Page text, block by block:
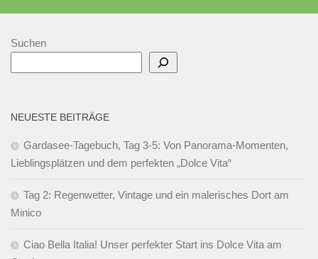
Suchen
NEUESTE BEITRÄGE
Gardasee-Tagebuch, Tag 3-5: Von Panorama-Momenten,
Lieblingsplätzen und dem perfekten „Dolce Vita“
Tag 2: Regenwetter, Vintage und ein malerisches Dort am
Minico
Ciao Bella Italia! Unser perfekter Start ins Dolce Vita am